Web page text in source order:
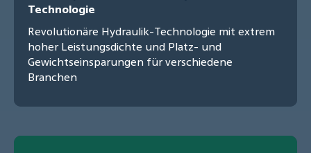
Technologie
Revolutionäre Hydraulik-Technologie mit extrem
hoher Leistungsdichte und Platz- und
Gewichtseinsparungen für verschiedene
Branchen